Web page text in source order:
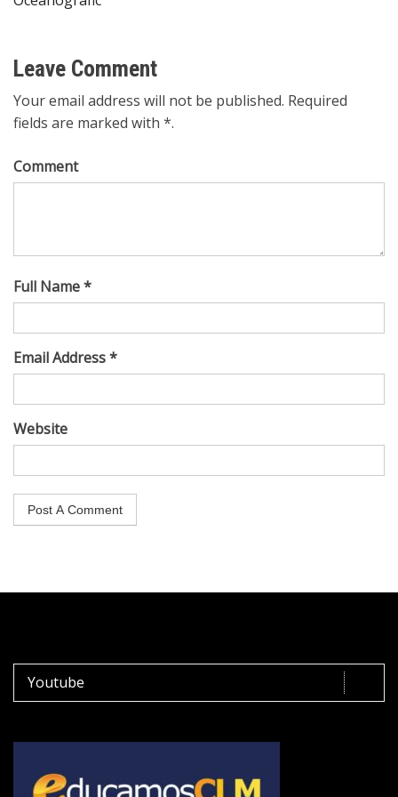
de
entradas
Leave Comment
Your email address will not be published. Required
fields are marked with *.
Comment
Full Name *
Email Address *
Website
Youtube